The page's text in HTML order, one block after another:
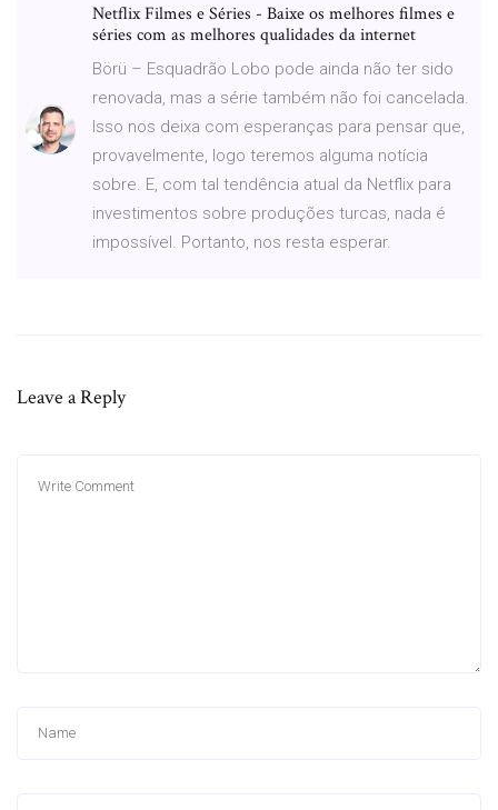
Netflix Filmes e Séries - Baixe os melhores filmes e
séries com as melhores qualidades da internet
Börü – Esquadrão Lobo pode ainda não ter sido
renovada, mas a série também não foi cancelada.
Isso nos deixa com esperanças para pensar que,
provavelmente, logo teremos alguma notícia
sobre. E, com tal tendência atual da Netflix para
investimentos sobre produções turcas, nada é
impossível. Portanto, nos resta esperar.
Leave a Reply